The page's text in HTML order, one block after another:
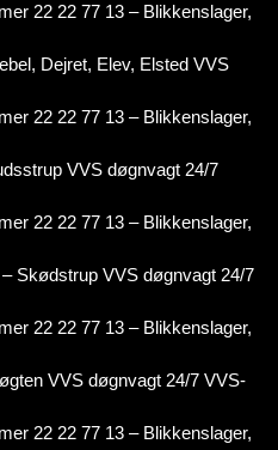
22 22 77 13 – Blikkenslager,
Dejret, Elev, Elsted VVS
22 22 77 13 – Blikkenslager,
VVS døgnvagt 24/7
22 22 77 13 – Blikkenslager,
Skødstrup VVS døgnvagt 24/7
22 22 77 13 – Blikkenslager,
VVS døgnvagt 24/7 VVS-
22 22 77 13 – Blikkenslager,